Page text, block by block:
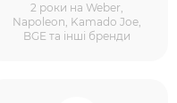
2 роки на Weber,
Napoleon, Kamado Joe,
BGE та інші бренди